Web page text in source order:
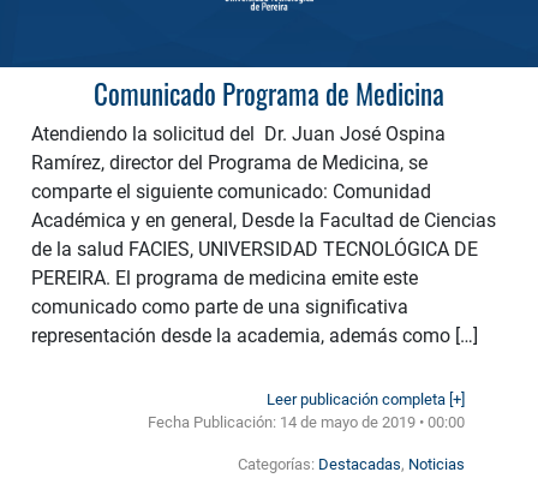
Comunicado Programa de Medicina
Atendiendo la solicitud del Dr. Juan José Ospina
Ramírez, director del Programa de Medicina, se
comparte el siguiente comunicado: Comunidad
Académica y en general, Desde la Facultad de Ciencias
de la salud FACIES, UNIVERSIDAD TECNOLÓGICA DE
PEREIRA. El programa de medicina emite este
comunicado como parte de una significativa
representación desde la academia, además como […]
Leer publicación completa [+]
Fecha Publicación: 14 de mayo de 2019 • 00:00
Categorías: Destacadas, Noticias